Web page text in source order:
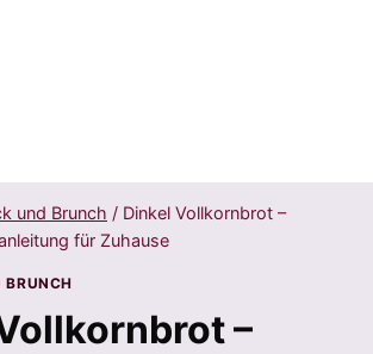
und Brunch / Dinkel Vollkornbrot –
für Zuhause
BRUNCH
–